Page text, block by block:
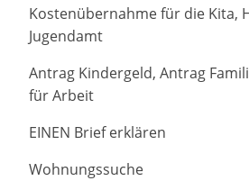
Kostenübernahme für die Kita,
Jugendamt
Antrag Kindergeld, Antrag
für Arbeit
EINEN Brief erklären
Wohnungssuche